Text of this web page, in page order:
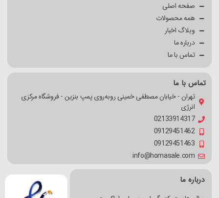
صفحه اصلی
همه محصولات
وبلاگ اخبار
درباره ما
تماس با ما
تماس با ما
تهران - خیابان مصطفی خمینی روبه‌روی پمپ بنزین - فروشگاه مرکزی
انرژی
02133914317
09129451462
09129451463
info@homasale.com
درباره ما